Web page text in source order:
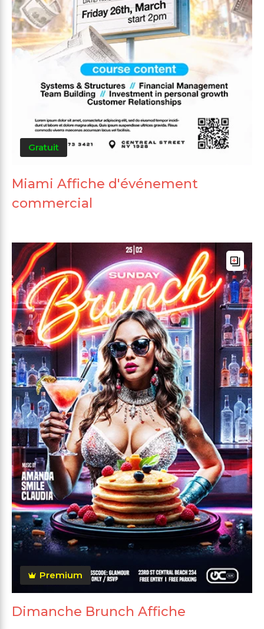
Gratuit
Miami Affiche d'événement
commercial
Premium
Dimanche Brunch Affiche